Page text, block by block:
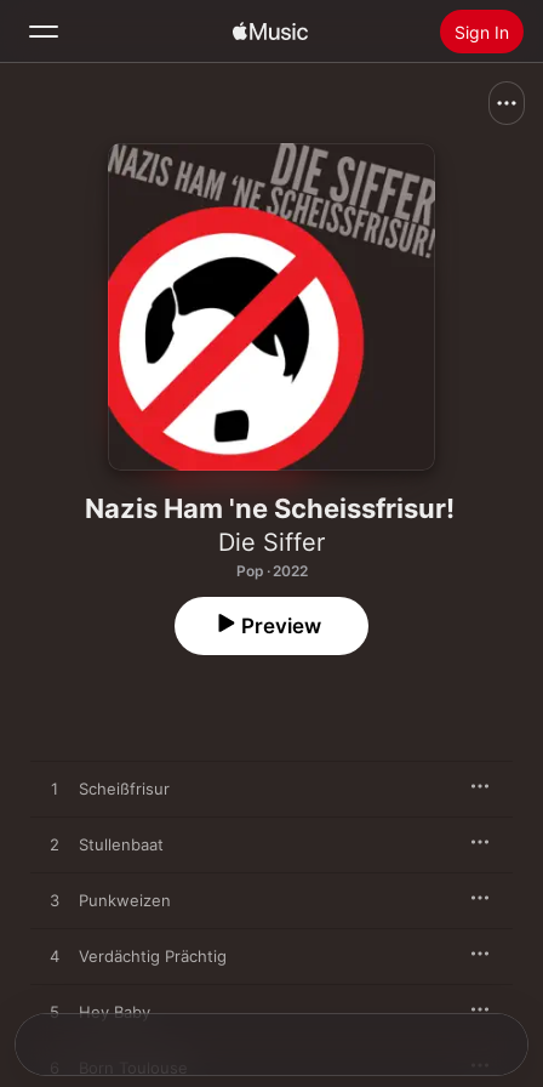
Sign In
Home
Radio
Install Apple Music
Nazis Ham 'ne Scheissfrisur!
Die Siffer
Pop · 2022
Preview
1 Scheißfrisur
2 Stullenbaat
3 Punkweizen
4 Verdächtig Prächtig
5 Hey Baby
Born Toulouse